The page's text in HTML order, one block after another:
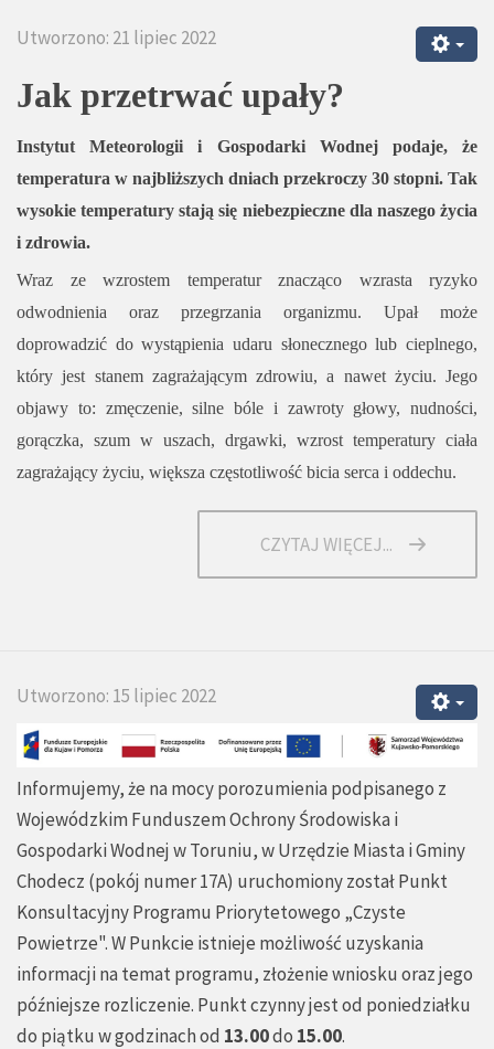
Utworzono: 21 lipiec 2022
Jak przetrwać upały?
Instytut Meteorologii i Gospodarki Wodnej podaje, że
temperatura w najbliższych dniach przekroczy 30 stopni. Tak
wysokie temperatury stają się niebezpieczne dla naszego życia
i zdrowia.
Wraz ze wzrostem temperatur znacząco wzrasta ryzyko
odwodnienia oraz przegrzania organizmu. Upał może
doprowadzić do wystąpienia udaru słonecznego lub cieplnego,
który jest stanem zagrażającym zdrowiu, a nawet życiu. Jego
objawy to: zmęczenie, silne bóle i zawroty głowy, nudności,
gorączka, szum w uszach, drgawki, wzrost temperatury ciała
zagrażający życiu, większa częstotliwość bicia serca i oddechu.
CZYTAJ WIĘCEJ...
Utworzono: 15 lipiec 2022
Informujemy, że na mocy porozumienia podpisanego z
Wojewódzkim Funduszem Ochrony Środowiska i
Gospodarki Wodnej w Toruniu, w Urzędzie Miasta i Gminy
Chodecz (pokój numer 17A) uruchomiony został Punkt
Konsultacyjny Programu Priorytetowego „Czyste
Powietrze". W Punkcie istnieje możliwość uzyskania
informacji na temat programu, złożenie wniosku oraz jego
późniejsze rozliczenie. Punkt czynny jest od poniedziałku
do piątku w godzinach od 13.00do 15.00.